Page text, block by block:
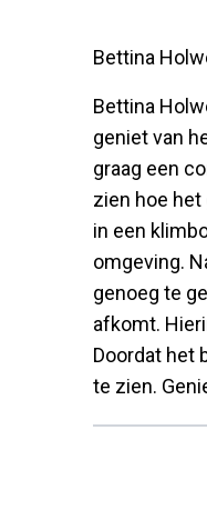
Bettina
Bettina
geniet van
graag een
zien hoe
in een
omgeving.
genoeg te
afkomt.
Doordat het
te zien.